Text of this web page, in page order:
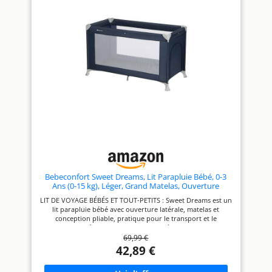
cm) de 2 cm d'épaisseur qui
offre de la stabilité à votre
bébé grâce à la fibre de bois
PLIAGE PARAPLUIE COMPACT :
rapide à plier et déplier, le lit
parapluie bébé avec matelas
léger peut être transporté
lit de voyage devient un jeu
d’enfant. Votre tout-petit
pourra même s’y glisser seul
en toute autonomie PLIAGE
FACILE ET COMPACT : Sweet
Dreams se plie et se déplie en
un clin d'œil. Son design
pliable et peu encombrant
facilite le rangement et permet
son sac de transport, il est
ULTRA-STABLE : le berceau de
voyage bébé Sweet Dreams est
stabilité optimale, garantissant
la sécurité de votre enfant
lorsqu’il joue ou se repose
Bebeconfort Sweet Dreams, Lit Parapluie Bébé, 0-3
Ans (0-15 kg), Léger, Grand Matelas, Ouverture
Latérale, Design Pliable, Sac de Transport Inclus, Navy
Blue
LIT DE VOYAGE BÉBÉS ET TOUT-PETITS : Sweet Dreams est un
lit parapluie bébé avec ouverture latérale, matelas et
conception pliable, pratique pour le transport et le
rangement. Idéal de la naissance jusqu'à 3 ans (0-15 kg) UN
ESPACE OPTIMAL : ce lit parapluie bébé avec matelas
spacieux et rembourré (L120 x l60 cm) offre à vos enfants
tout l'espace nécessaire pour jouer et dormir pendant leurs
premières années de vie OUVERTURE LATÉRALE : avec son
69,99 €
42,89 €